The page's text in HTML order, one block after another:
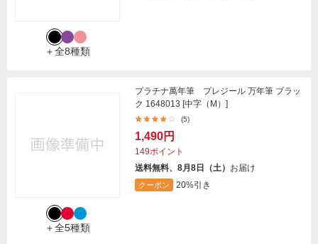
＋全8種類
＋全5種類
プラチナ萬年筆 プレジール 万年筆 ブラッ
ク 1648013 [中字（M）]
(5)
1,490円
149ポイント
送料無料、8月8日（土） お届け
クーポン 20%引き